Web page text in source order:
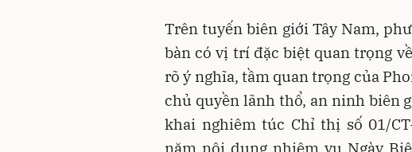
Trên tuyến biên giới Tây Nam,
bàn có vị trí đặc biệt quan trọng
rõ ý nghĩa, tầm quan trọng của
chủ quyền lãnh thổ, an ninh biên
khai nghiêm túc Chỉ thị số 01/
năm nội dung nhiệm vụ Ngày